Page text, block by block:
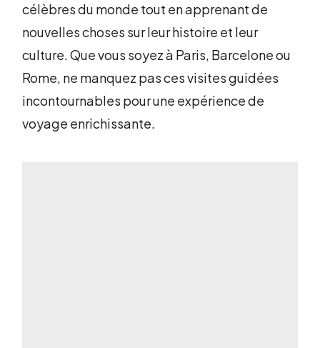
célèbres du monde tout en apprenant de
nouvelles choses sur leur histoire et leur
culture. Que vous soyez à Paris, Barcelone ou
Rome, ne manquez pas ces visites guidées
incontournables pour une expérience de
voyage enrichissante.